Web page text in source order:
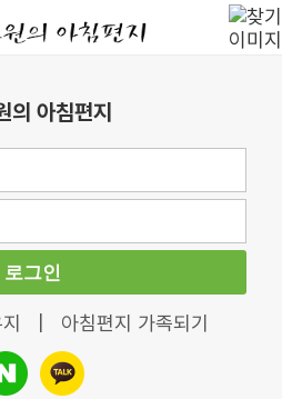
의 아침편지
로그인
아침편지 가족되기